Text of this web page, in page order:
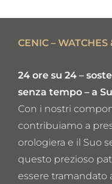
CENIC – WATCHES
24 ore su 24 –
senza tempo – a
Con i nostri
contribuiamo a
orologiera e il Suo
questo prezioso
essere tramandato